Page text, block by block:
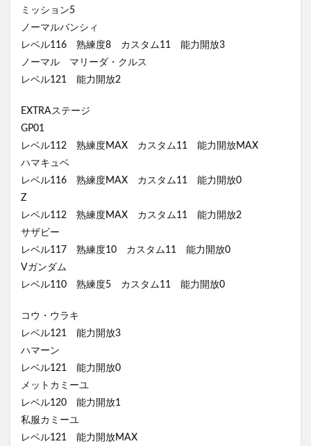
ミッション5
ノーマルバンシィ
レベル116 熟練度8 カスタム11 能力開放3
ノーマル マリーダ・クルス
レベル121 能力開放2
EXTRAステージ
GP01
レベル112 熟練度MAX カスタム11 能力開放MAX
ハマキュベ
レベル116 熟練度MAX カスタム11 能力開放0
Z
レベル112 熟練度MAX カスタム11 能力開放2
サザビー
レベル117 熟練度10 カスタム11 能力開放0
Vガンダム
レベル110 熟練度5 カスタム11 能力開放0
コウ・ウラキ
レベル121 能力開放3
ハマーン
レベル121 能力開放0
メットカミーユ
レベル120 能力開放1
私服カミーユ
レベル121 能力開放MAX